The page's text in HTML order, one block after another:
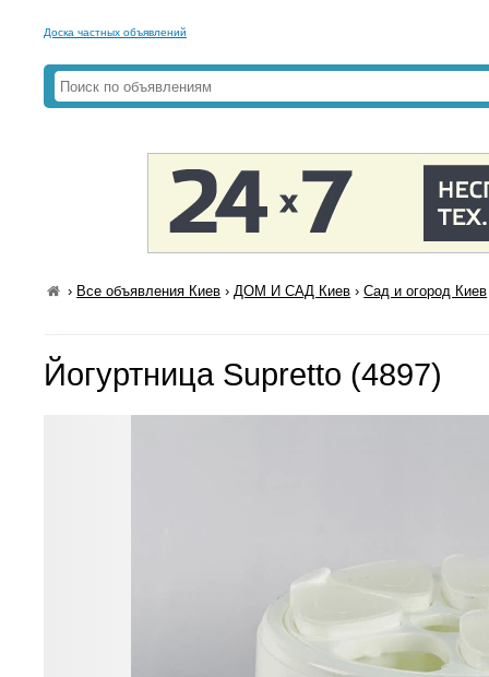
Доска частных объявлений
› Все объявления Киев ›ДОМ И САД Киев ›Сад и огород Киев
Йогуртница Supretto (4897)